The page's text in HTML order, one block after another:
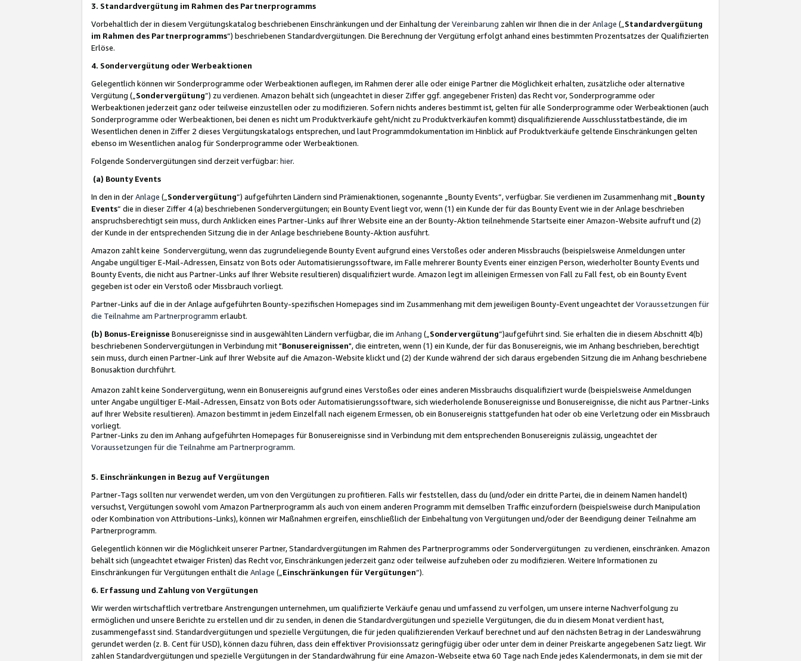
3. Standardvergütung im Rahmen des Partnerprogramms
Vorbehaltlich der in diesem Vergütungskatalog beschriebenen Einschränkungen und der Einhaltung derVereinbarung zahlen wir Ihnen die in derAnlage („ Standardvergütung
im Rahmen des Partnerprogramms“) beschriebenen Standardvergütungen. Die Berechnung der Vergütung erfolgt anhand eines bestimmten Prozentsatzes der Qualifizierten
Erlöse.
4. Sondervergütung oder Werbeaktionen
Gelegentlich können wir Sonderprogramme oder Werbeaktionen auflegen, im Rahmen derer alle oder einige Partner die Möglichkeit erhalten, zusätzliche oder alternative
Vergütung („ Sondervergütung”) zu verdienen. Amazon behält sich (ungeachtet in dieser Ziffer ggf. angegebener Fristen) das Recht vor, Sonderprogramme oder
Werbeaktionen jederzeit ganz oder teilweise einzustellen oder zu modifizieren. Sofern nichts anderes bestimmt ist, gelten für alle Sonderprogramme oder Werbeaktionen (auch
Sonderprogramme oder Werbeaktionen, bei denen es nicht um Produktverkäufe geht/nicht zu Produktverkäufen kommt) disqualifizierende Ausschlusstatbestände, die im
Wesentlichen denen in Ziffer 2 dieses Vergütungskatalogs entsprechen, und laut Programmdokumentation im Hinblick auf Produktverkäufe geltende Einschränkungen gelten
ebenso im Wesentlichen analog für Sonderprogramme oder Werbeaktionen.
Folgende Sondervergütungen sind derzeit verfügbar: hier.
(a) Bounty Events
In den in derAnlage („ Sondervergütung“) aufgeführten Ländern sind Prämienaktionen, sogenannte „Bounty Events“, verfügbar. Sie verdienen im Zusammenhang mit „ Bounty
Events“ die in dieser Ziffer 4 (a) beschriebenen Sondervergütungen; ein Bounty Event liegt vor, wenn (1) ein Kunde der für das Bounty Event wie in der Anlage beschrieben
anspruchsberechtigt sein muss, durch Anklicken eines Partner-Links auf Ihrer Website eine an der Bounty-Aktion teilnehmende Startseite einer Amazon-Website aufruft und (2)
der Kunde in der entsprechenden Sitzung die in der Anlage beschriebene Bounty-Aktion ausführt.
Amazon zahlt keine Sondervergütung, wenn das zugrundeliegende Bounty Event aufgrund eines Verstoßes oder anderen Missbrauchs (beispielsweise Anmeldungen unter
Angabe ungültiger E-Mail-Adressen, Einsatz von Bots oder Automatisierungssoftware, im Falle mehrerer Bounty Events einer einzigen Person, wiederholter Bounty Events und
Bounty Events, die nicht aus Partner-Links auf Ihrer Website resultieren) disqualifiziert wurde. Amazon legt im alleinigen Ermessen von Fall zu Fall fest, ob ein Bounty Event
gegeben ist oder ein Verstoß oder Missbrauch vorliegt.
Partner-Links auf die in der Anlage aufgeführten Bounty-spezifischen Homepages sind im Zusammenhang mit dem jeweiligen Bounty-Event ungeachtet derVoraussetzungen für
die Teilnahme am Partnerprogramm erlaubt.
(b) Bonus-Ereignisse Bonusereignisse sind in ausgewählten Ländern verfügbar, die im Anhang („ Sondervergütung“)aufgeführt sind. Sie erhalten die in diesem Abschnitt 4(b)
beschriebenen Sondervergütungen in Verbindung mit "Bonusereignissen", die eintreten, wenn (1) ein Kunde, der für das Bonusereignis, wie im Anhang beschrieben, berechtigt
sein muss, durch einen Partner-Link auf Ihrer Website auf die Amazon-Website klickt und (2) der Kunde während der sich daraus ergebenden Sitzung die im Anhang beschriebene
Bonusaktion durchführt.
Amazon zahlt keine Sondervergütung, wenn ein Bonusereignis aufgrund eines Verstoßes oder eines anderen Missbrauchs disqualifiziert wurde (beispielsweise Anmeldungen
unter Angabe ungültiger E-Mail-Adressen, Einsatz von Bots oder Automatisierungssoftware, sich wiederholende Bonusereignisse und Bonusereignisse, die nicht aus Partner-Links
auf Ihrer Website resultieren). Amazon bestimmt in jedem Einzelfall nach eigenem Ermessen, ob ein Bonusereignis stattgefunden hat oder ob eine Verletzung oder ein Missbrauch
vorliegt.
Partner-Links zu den im Anhang aufgeführten Homepages für Bonusereignisse sind in Verbindung mit dem entsprechenden Bonusereignis zulässig, ungeachtet der
Voraussetzungen für die Teilnahme am Partnerprogramm.
5. Einschränkungen in Bezug auf Vergütungen
Partner-Tags sollten nur verwendet werden, um von den Vergütungen zu profitieren. Falls wir feststellen, dass du (und/oder ein dritte Partei, die in deinem Namen handelt)
versuchst, Vergütungen sowohl vom Amazon Partnerprogramm als auch von einem anderen Programm mit demselben Traffic einzufordern (beispielsweise durch Manipulation
oder Kombination von Attributions-Links), können wir Maßnahmen ergreifen, einschließlich der Einbehaltung von Vergütungen und/oder der Beendigung deiner Teilnahme am
Partnerprogramm.
Gelegentlich können wir die Möglichkeit unserer Partner, Standardvergütungen im Rahmen des Partnerprogramms oder Sondervergütungen zu verdienen, einschränken. Amazon
behält sich (ungeachtet etwaiger Fristen) das Recht vor, Einschränkungen jederzeit ganz oder teilweise aufzuheben oder zu modifizieren. Weitere Informationen zu
Einschränkungen für Vergütungen enthält die Anlage („ Einschränkungen für Vergütungen“).
6. Erfassung und Zahlung von Vergütungen
Wir werden wirtschaftlich vertretbare Anstrengungen unternehmen, um qualifizierte Verkäufe genau und umfassend zu verfolgen, um unsere interne Nachverfolgung zu
ermöglichen und unsere Berichte zu erstellen und dir zu senden, in denen die Standardvergütungen und spezielle Vergütungen, die du in diesem Monat verdient hast,
zusammengefasst sind. Standardvergütungen und spezielle Vergütungen, die für jeden qualifizierenden Verkauf berechnet und auf den nächsten Betrag in der Landeswährung
gerundet werden (z. B. Cent für USD), können dazu führen, dass dein effektiver Provisionssatz geringfügig über oder unter dem in deiner Preiskarte angegebenen Satz liegt. Wir
zahlen Standardvergütungen und spezielle Vergütungen in der Standardwährung für eine Amazon-Webseite etwa 60 Tage nach Ende jedes Kalendermonats, in dem sie mit der